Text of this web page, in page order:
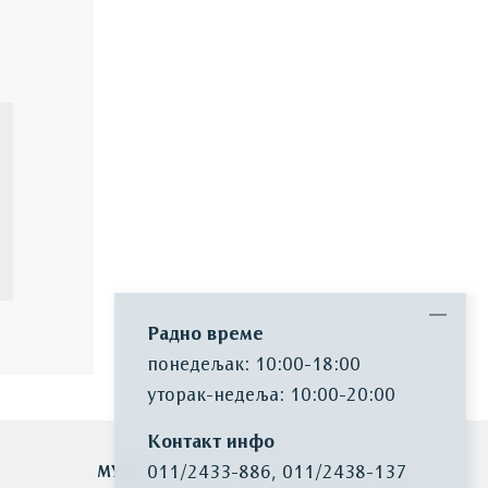
МУЗЕЈ
Радно време
понедељак: 10:00-18:00
уторак-недеља: 10:00-20:00
Контакт инфо
011/2433-886, 011/2438-137